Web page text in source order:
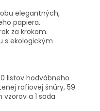
elegantných,
papiera.
za krokom.
s ekologickým
listov hodvábneho
rafiovej šnúry, 59
a 1 sada